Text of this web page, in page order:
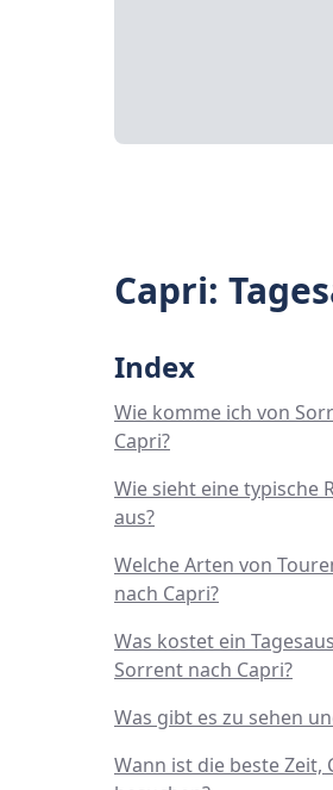
Capri:
Index
Wie komme ich von
Capri?
Wie sieht eine typische
aus?
Welche Arten von
nach Capri?
Was kostet ein
Sorrent nach Capri?
Was gibt es zu sehen
Wann ist die beste Zeit,